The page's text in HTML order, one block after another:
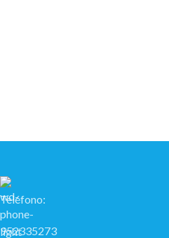
Teléfono:
952335273